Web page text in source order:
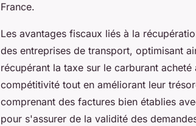
France.
Les avantages fiscaux liés à la
des entreprises de transport, optimisant
récupérant la taxe sur le carburant
compétitivité tout en améliorant leur
comprenant des factures bien établies
pour s'assurer de la validité des